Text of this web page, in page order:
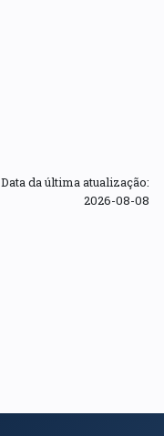
Data da última atualização:
2026-08-08